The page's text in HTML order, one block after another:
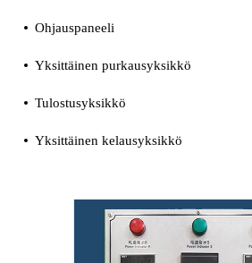
Ohjauspaneeli
Yksittäinen purkausyksikkö
Tulostusyksikkö
Yksittäinen kelausyksikkö